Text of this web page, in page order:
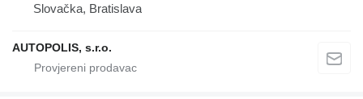
Slovačka, Bratislava
AUTOPOLIS, s.r.o.